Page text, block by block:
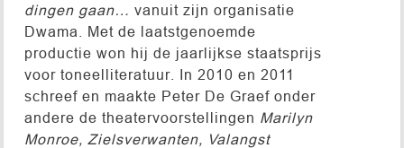
dingen gaan… vanuit zijn organisatie
Dwama. Met de laatstgenoemde
productie won hij de jaarlijkse staatsprijs
voor toneelliteratuur. In 2010 en 2011
schreef en maakte Peter De Graef onder
andere de theatervoorstellingen Marilyn
Monroe, Zielsverwanten, Valangst